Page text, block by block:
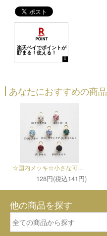
あなたにおすすめの商品
☆国内メッキ☆小さな可愛いストーンチャーム（各2個）
128円(税込141円)
他の商品を探す